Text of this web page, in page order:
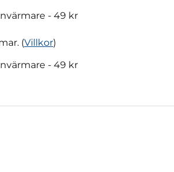
- 49 kr
(Villkor)
- 49 kr